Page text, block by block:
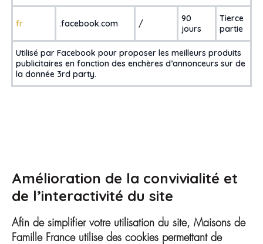
fr .facebook.com /
90
jours
Tierce
partie
Utilisé par Facebook pour proposer les meilleurs produits
publicitaires en fonction des enchères d’annonceurs sur de
la donnée 3rd party.
Amélioration de la convivialité et
de l’interactivité du site
Afin de simplifier votre utilisation du site, Maisons de
Famille France utilise des cookies permettant de